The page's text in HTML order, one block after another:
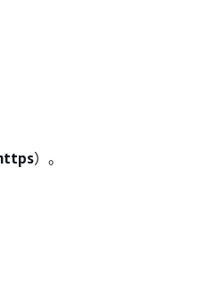
）。